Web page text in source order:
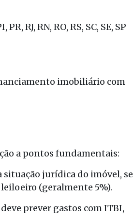
RJ, RN, RO, RS, SC, SE, SP
imobiliário com
a pontos fundamentais:
jurídica do imóvel, se
leiloeiro (geralmente 5%).
prever gastos com ITBI,